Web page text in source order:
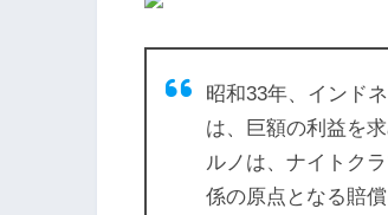
昭和33年、インド
は、巨額の利益を
ルノは、ナイトク
係の原点となる賠